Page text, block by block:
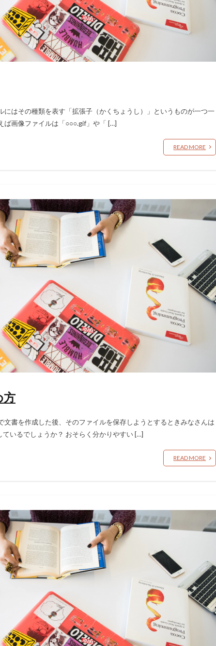
にはその種類を表す「拡張子（かくちょうし）」というものが一つ一
ば画像ファイルは「○○○.gif」や「 […]
READ MORE
方
文書を作成した後、そのファイルを保存しようとするときみなさんは
いるでしょうか？ おそらく分かりやすい […]
READ MORE